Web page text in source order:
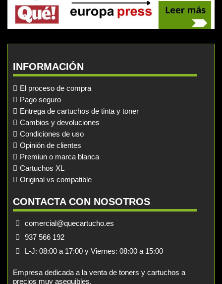
INFORMACIÓN
El proceso de compra
Pago seguro
Entrega de cartuchos de tinta y toner
Cambios y devoluciones
Condiciones de uso
Opinión de clientes
Premiun o marca blanca
Cartuchos XL
Original vs compatible
CONTACTA CON NOSOTROS
comercial@quecartucho.es
937 566 192
L-J: 08:00 a 17:00 y Viernes: 08:00 a 15:00
Empresa dedicada a la venta de toners y cartuchos a
precios muy asequibles.